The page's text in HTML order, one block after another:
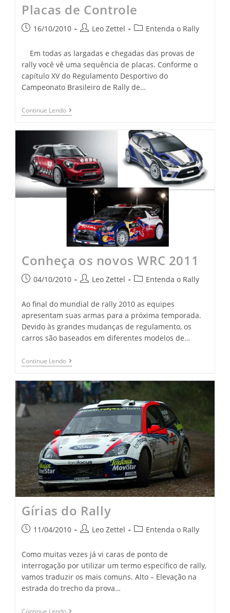
Placas de Controle
16/10/2010 Leo Zettel Entenda o Rally
Em todas as largadas e chegadas das provas de
rally você vê uma sequência de placas. Conforme o
capítulo XV do Regulamento Desportivo do
Campeonato Brasileiro de Rally de…
Continue Lendo
Conheça os novos WRC 2011
04/10/2010 Leo Zettel Entenda o Rally
Ao final do mundial de rally 2010 as equipes
apresentam suas armas para a próxima temporada.
Devido às grandes mudanças de regulamento, os
carros são baseados em diferentes modelos de…
Continue Lendo
Gírias do Rally
11/04/2010 Leo Zettel Entenda o Rally
Como muitas vezes já vi caras de ponto de
interrogação por utilizar um termo específico de rally,
vamos traduzir os mais comuns. Alto – Elevação na
estrada do trecho da prova…